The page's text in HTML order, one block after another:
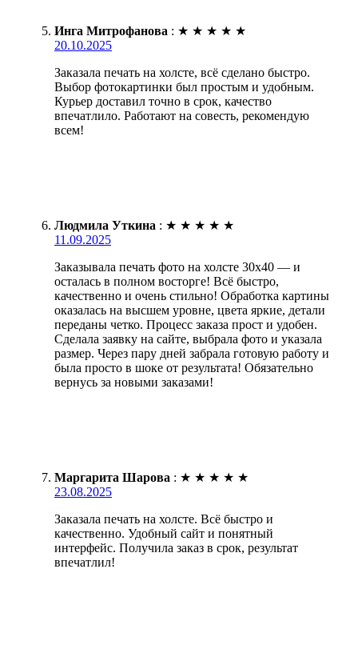
Инга Митрофанова : ★ ★ ★ ★ ★
20.10.2025
Заказала печать на холсте, всё сделано быстро.
Выбор фотокартинки был простым и удобным.
Курьер доставил точно в срок, качество
впечатлило. Работают на совесть, рекомендую
всем!
Людмила Уткина : ★ ★ ★ ★ ★
11.09.2025
Заказывала печать фото на холсте 30х40 — и
осталась в полном восторге! Всё быстро,
качественно и очень стильно! Обработка картины
оказалась на высшем уровне, цвета яркие, детали
переданы четко. Процесс заказа прост и удобен.
Сделала заявку на сайте, выбрала фото и указала
размер. Через пару дней забрала готовую работу и
была просто в шоке от результата! Обязательно
вернусь за новыми заказами!
Маргарита Шарова : ★ ★ ★ ★ ★
23.08.2025
Заказала печать на холсте. Всё быстро и
качественно. Удобный сайт и понятный
интерфейс. Получила заказ в срок, результат
впечатлил!